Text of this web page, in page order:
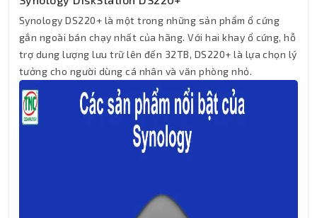
Synology DS220+ là một trong những sản phẩm ổ cứng
gắn ngoài bán chạy nhất của hãng. Với hai khay ổ cứng, hỗ
trợ dung lượng lưu trữ lên đến 32TB, DS220+ là lựa chọn lý
tưởng cho người dùng cá nhân và văn phòng nhỏ.